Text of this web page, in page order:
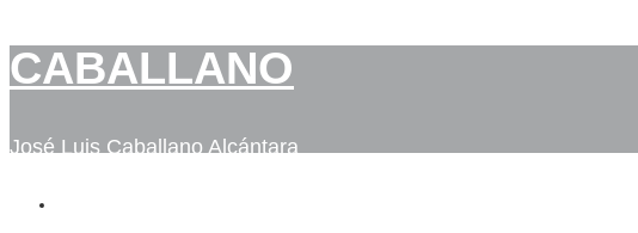
CABALLANO
José Luis Caballano Alcántara